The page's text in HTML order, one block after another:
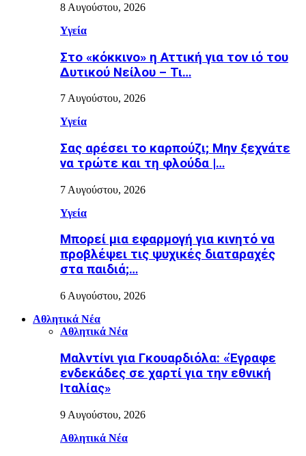
8 Αυγούστου, 2026
Υγεία
Στο «κόκκινο» η Αττική για τον ιό του
Δυτικού Νείλου – Τι…
7 Αυγούστου, 2026
Υγεία
Σας αρέσει το καρπούζι; Μην ξεχνάτε
να τρώτε και τη φλούδα |…
7 Αυγούστου, 2026
Υγεία
Μπορεί μια εφαρμογή για κινητό να
προβλέψει τις ψυχικές διαταραχές
στα παιδιά;…
6 Αυγούστου, 2026
Αθλητικά Νέα
Αθλητικά Νέα
Μαλντίνι για Γκουαρδιόλα: «Έγραφε
ενδεκάδες σε χαρτί για την εθνική
Ιταλίας»
9 Αυγούστου, 2026
Αθλητικά Νέα